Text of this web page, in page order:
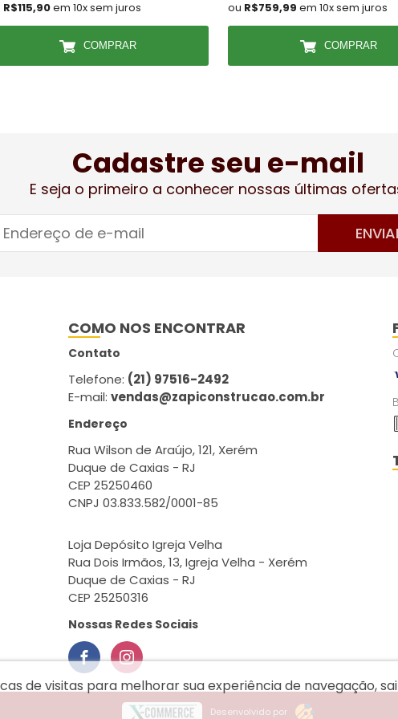
R$115,90em 10x sem juros
COMPRAR
ou R$759,99 em 10x sem juros
COMPRAR
Cadastre seu e-mail
E seja o primeiro a conhecer nossas últimas
COMO NOS ENCONTRAR
Contato
Telefone: (21) 97516-2492
E-mail:vendas@zapiconstrucao.com.br
Endereço
Rua Wilson de Araújo, 121, Xerém
Duque de Caxias - RJ
CEP 25250460
CNPJ 03.833.582/0001-85
Loja Depósito Igreja Velha
Rua Dois Irmãos, 13, Igreja Velha - Xerém
Duque de Caxias - RJ
CEP 25250316
Nossas Redes Sociais
de visitas para melhorar sua experiência de navegação,
Desenvolvido por